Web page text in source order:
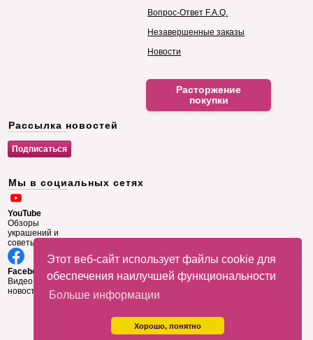
Этот веб-сайт использует файлы cookie для
обеспечения наилучшей функциональности
Больше информации
Хорошо, понятно
Вопрос-Ответ F.A.Q.
Незавершенные заказы
Новости
Расторжение
покупки
Рассылка новостей
Мы в социальных сетях
YouTube
Обзоры
украшений и
советы
Facebook
Видео и
новости